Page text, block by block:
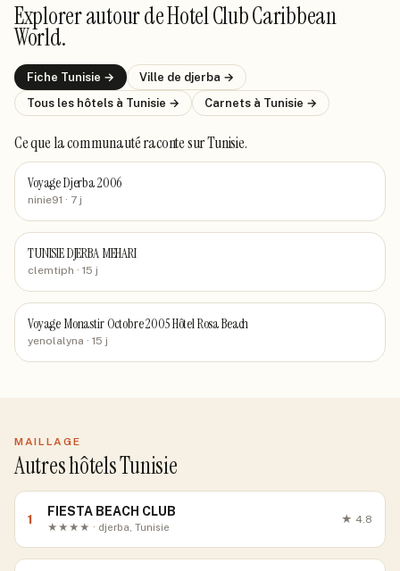
Explorer autour deHotel Club Caribbean
World.
Fiche Tunisie → Ville de djerba →
Tous les hôtels à Tunisie → Carnets à Tunisie →
Ce que la communauté racontesur Tunisie.
Voyage Djerba 2006
ninie91 · 7 j
TUNISIE DJERBA MEHARI
clemtiph · 15 j
Voyage Monastir Octobre 2005 Hôtel Rosa Beach
yenolalyna · 15 j
MAILLAGE
Autres hôtels Tunisie
1
FIESTA BEACH CLUB
★★★★ · djerba, Tunisie
★ 4.8